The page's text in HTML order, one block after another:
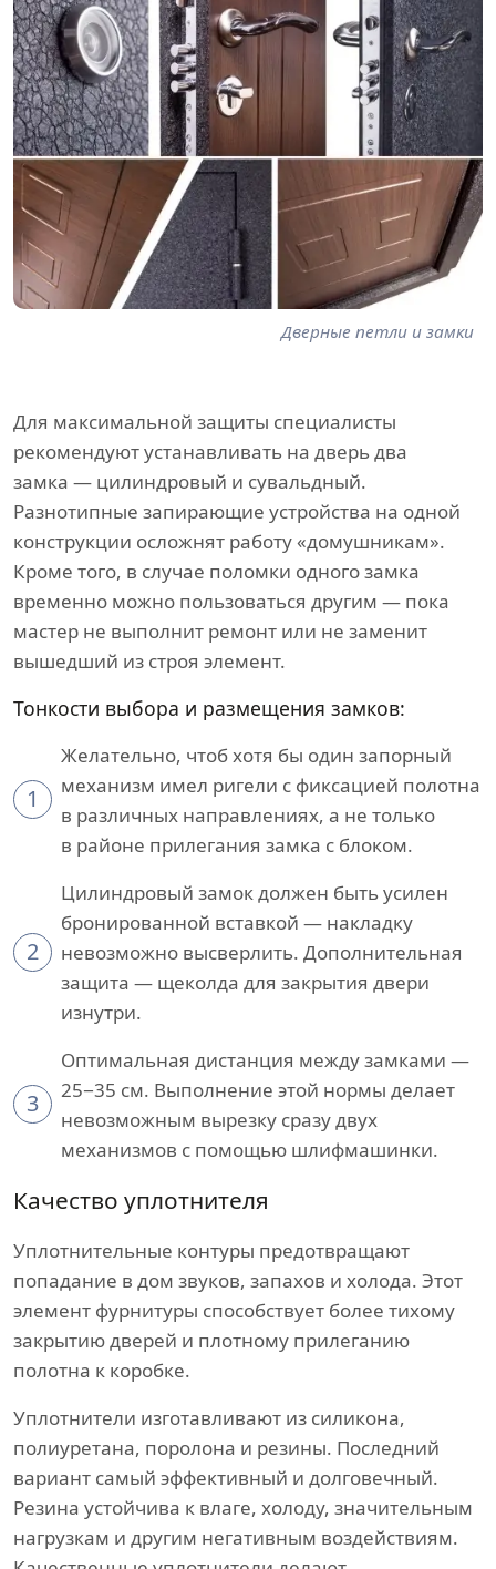
Дверные петли и замки
Для максимальной защиты специалисты
рекомендуют устанавливать на дверь два
замка — цилиндровый и сувальдный.
Разнотипные запирающие устройства на одной
конструкции осложнят работу «домушникам».
Кроме того, в случае поломки одного замка
временно можно пользоваться другим — пока
мастер не выполнит ремонт или не заменит
вышедший из строя элемент.
Тонкости выбора и размещения замков:
1
Желательно, чтоб хотя бы один запорный
механизм имел ригели с фиксацией полотна
в различных направлениях, а не только
в районе прилегания замка с блоком.
2
Цилиндровый замок должен быть усилен
бронированной вставкой — накладку
невозможно высверлить. Дополнительная
защита — щеколда для закрытия двери
изнутри.
3
Оптимальная дистанция между замками —
25−35 см. Выполнение этой нормы делает
невозможным вырезку сразу двух
механизмов с помощью шлифмашинки.
Качество уплотнителя
Уплотнительные контуры предотвращают
попадание в дом звуков, запахов и холода. Этот
элемент фурнитуры способствует более тихому
закрытию дверей и плотному прилеганию
полотна к коробке.
Уплотнители изготавливают из силикона,
полиуретана, поролона и резины. Последний
вариант самый эффективный и долговечный.
Резина устойчива к влаге, холоду, значительным
нагрузкам и другим негативным воздействиям.